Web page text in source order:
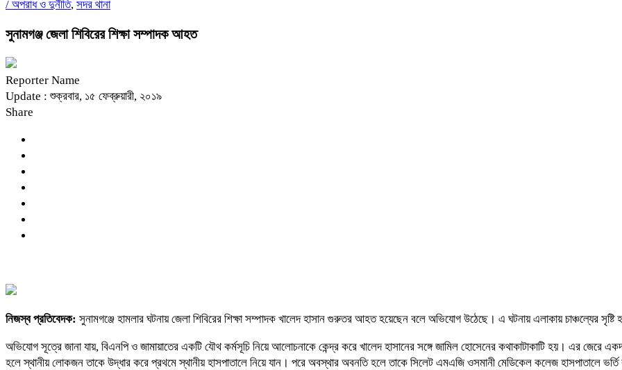
/ অপরাধ ও দুর্নীতি, সদর থানা
সুনামগঞ্জ জেলা শিবিরের শিক্ষা সম্পাদক আহত
Reporter Name
Update : শুক্রবার, ১৫ ফেব্রুয়ারী, ২০১৯
Share
নিজস্ব প্রতিবেদক: সুনামগঞ্জে হামলার ঘটনায় জেলা শিবিরের শিক্ষা সম্পাদক খালেদ হাসান গুরুতর আহত হয়েছেন বলে অভিযোগ উঠেছে। এ ঘটনায় এলাকায় চাঞ্চল্যের সৃষ্টি
অভিযোগ সূত্রে জানা যায়, বিএনপি ও জামায়াতের একটি যৌথ কর্মসূচি নিয়ে আলোচনাকে কেন্দ্র করে খালেদ হাসানের সঙ্গে জামিল হোসেনের কথাকাটাকাটি হয়। এর
হলে স্থানীয় লোকজন তাকে উদ্ধার করে প্রথমে স্থানীয় হাসপাতালে নিয়ে যান। পরে অবস্থার অবনতি হলে তাকে সিলেট এমএজি ওসমানী মেডিকেল কলেজ হাসপাতালে